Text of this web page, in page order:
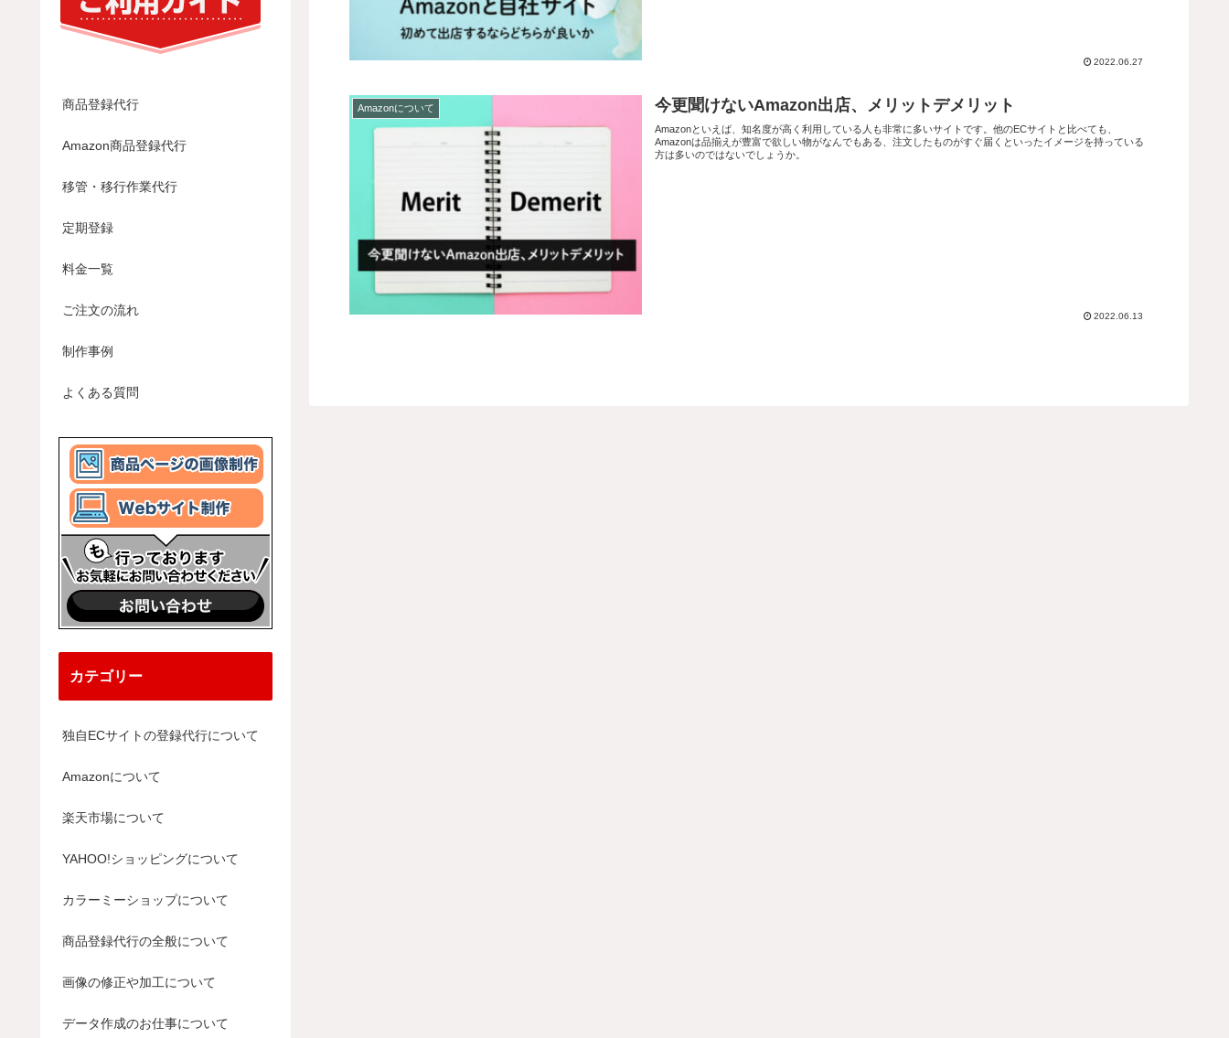
2022.06.27
Amazonについて 今更聞けないAmazon出店、メリットデメリット
Amazonといえば、知名度が高く利用している人も非常に多いサイトです。他のECサイトと比べても、
Amazonは品揃えが豊富で欲しい物がなんでもある、注文したものがすぐ届くといったイメージを持っている
方は多いのではないでしょうか。
2022.06.13
商品登録代行
Amazon商品登録代行
移管・移行作業代行
定期登録
料金一覧
ご注文の流れ
制作事例
よくある質問
カテゴリー
独自ECサイトの登録代行について
Amazonについて
楽天市場について
YAHOO!ショッピングについて
カラーミーショップについて
商品登録代行の全般について
画像の修正や加工について
データ作成のお仕事について